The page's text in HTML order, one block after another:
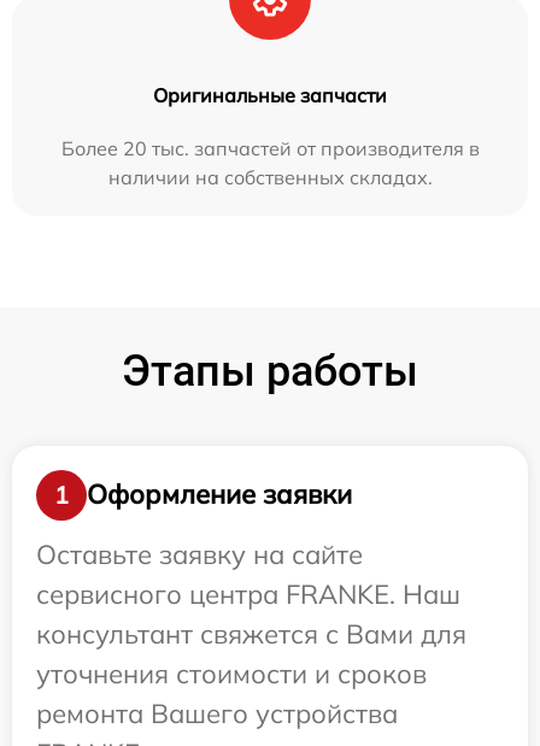
Оригинальные запчасти
Более 20 тыс. запчастей от производителя в
наличии на собственных складах.
Этапы работы
1
Оформление заявки
Оставьте заявку на сайте
сервисного центра FRANKE. Наш
консультант свяжется с Вами для
уточнения стоимости и сроков
ремонта Вашего устройства